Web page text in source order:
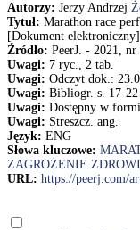
Autorzy: Jerzy Andrzej
Tytuł: Marathon race
[Dokument
Źródło: PeerJ. - 2021,
Uwagi: 7 ryc., 2 tab.
Uwagi: Odczyt dok.:
Uwagi: Bibliogr. s. 17-22
Uwagi: Dostępny w
Uwagi: Streszcz. ang.
Język: ENG
Słowa kluczowe:
ZAGROŻENIE
URL: https://peerj.com/